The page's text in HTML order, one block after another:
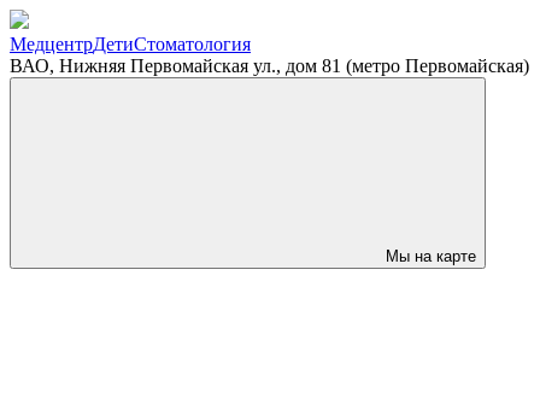
МедцентрДетиСтоматология
ВАО, Нижняя Первомайская ул., дом 81 (метро Первомайская)
Мы на карте